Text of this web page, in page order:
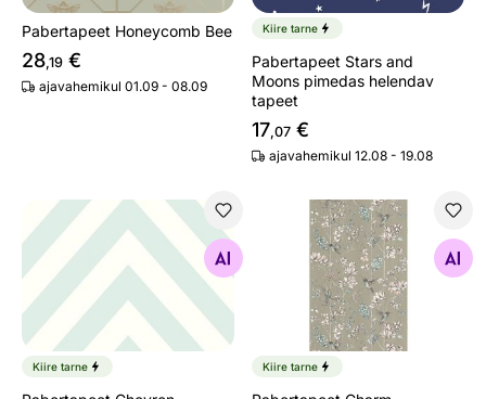
Pabertapeet Honeycomb Bee
28,19 €
ajavahemikul 01.09 - 08.09
Kiire tarne
Pabertapeet Stars and
Moons pimedas helendav
tapeet
17,07 €
ajavahemikul 12.08 - 19.08
Pabertapeet Chevron
Otsi sarnaseid
Kiire tarne
Pabertapeet Charm
Otsi sarnaseid
Kiire tarne